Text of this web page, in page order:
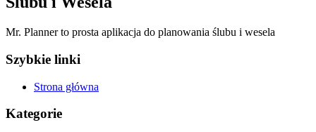
Mr. Planner to prosta aplikacja do planowania ślubu i wesela
Szybkie linki
Strona główna
Kategorie